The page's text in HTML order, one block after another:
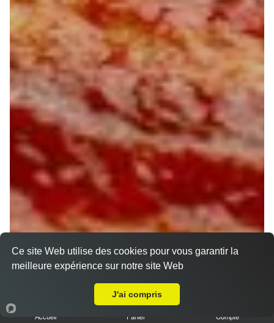
Accueil Panier Compte
Ce site Web utilise des cookies pour vous garantir la
meilleure expérience sur notre site Web
J'ai compris